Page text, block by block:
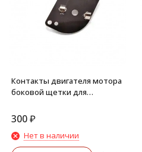
Контакты двигателя мотора
боковой щетки для
Robot Vacuum Cleaner, 1S
(SKV4054CN)
300₽
Нет в наличии